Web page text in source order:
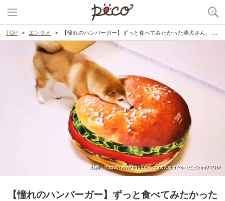
TOP エンタメ 【憧れのハンバーガー】ずっと食べてみたかった柴犬さん。堪能するための方法を思いつく！？
出典 : https://www.youtube.com/watch?v=tz1z3dmVTOM
【憧れのハンバーガー】ずっと食べてみたかった